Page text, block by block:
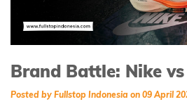
Brand Battle: Nike
Posted by Fullstop Indonesia on 09 April